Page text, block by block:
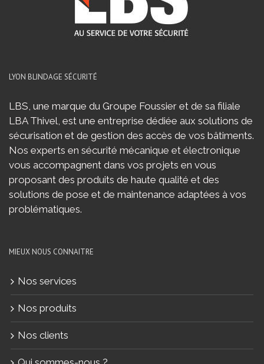
LYON BLINDAGE SÉCURITÉ
LBS, une marque du Groupe Foussier et de sa filiale
LBA Thivel, est une entreprise dédiée aux solutions de
sécurisation et de gestion des accès de vos bâtiments.
Nos experts en sécurité mécanique et électronique
vous accompagnent dans vos projets en vous
proposant des produits de haute qualité et des
solutions de pose et de maintenance adaptées à vos
problématiques.
MIEUX NOUS CONNAITRE
Nos services
Nos produits
Nos clients